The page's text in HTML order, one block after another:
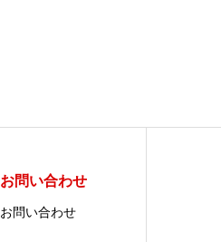
お問い合わせ
お問い合わせ